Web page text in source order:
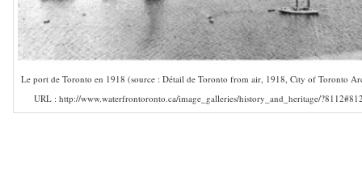
Le port de Toronto en 1918 (source : Détail de Toronto from air, 1918, City of Toronto
URL : http://www.waterfrontoronto.ca/image_galleries/history_and_heritage/